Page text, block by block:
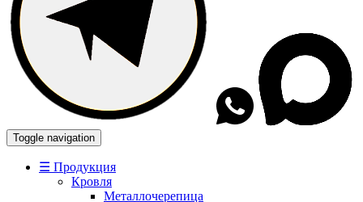
Toggle navigation
☰ Продукция
Кровля
Металлочерепица